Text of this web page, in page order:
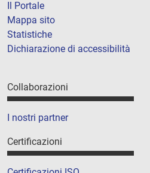
Il Portale
Mappa sito
Statistiche
Dichiarazione di accessibilità
Collaborazioni
I nostri partner
Certificazioni